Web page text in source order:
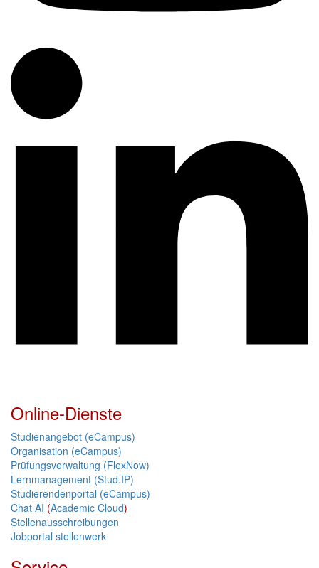
Online-Dienste
Studienangebot (eCampus)
Organisation (eCampus)
Prüfungsverwaltung (FlexNow)
Lernmanagement (Stud.IP)
Studierendenportal (eCampus)
Chat AI (Academic Cloud)
Stellenausschreibungen
Jobportal stellenwerk